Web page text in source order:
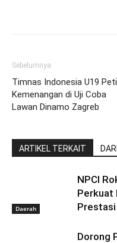
Sebelumnya
Timnas Indonesia U19
Kemenangan di Uji Coba
Lawan Dinamo Zagreb
ARTIKEL TERKAIT
Daerah
NPCI
Perkuat
Prestasi
Dorong